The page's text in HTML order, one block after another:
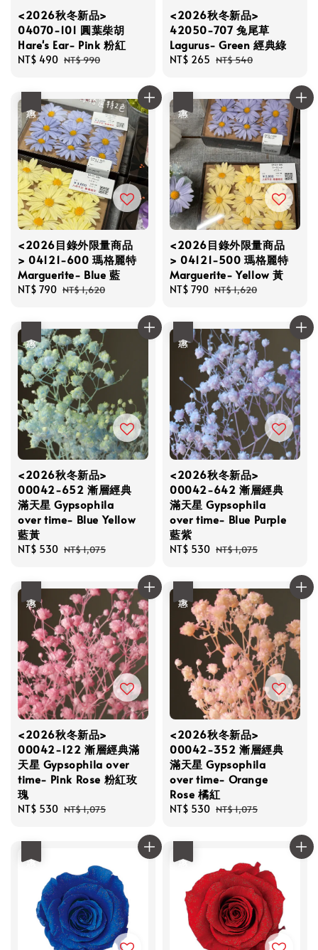
<2026秋冬新品>
04070-101 圓葉柴胡
Hare's Ear- Pink 粉紅
Sale
NT$ 490 Regular
NT$ 990
<2026秋冬新品>
42050-707 兔尾草
Lagurus- Green 經典綠
Sale
NT$ 265 Regular
NT$ 540
<2026目錄外限量商品
> 04121-600 瑪格麗特
Marguerite- Blue 藍
Sale
NT$ 790 Regular
NT$ 1,620
<2026目錄外限量商品
> 04121-500 瑪格麗特
Marguerite- Yellow 黃
Sale
NT$ 790 Regular
NT$ 1,620
<2026秋冬新品>
00042-652 漸層經典
滿天星 Gypsophila
over time- Blue Yellow
藍黃
Sale
NT$ 530 Regular
NT$ 1,075
<2026秋冬新品>
00042-642 漸層經典
滿天星 Gypsophila
over time- Blue Purple
藍紫
Sale
NT$ 530 Regular
NT$ 1,075
<2026秋冬新品>
00042-122 漸層經典滿
天星 Gypsophila over
time- Pink Rose 粉紅玫
瑰
Sale
NT$ 530 Regular
NT$ 1,075
<2026秋冬新品>
00042-352 漸層經典
滿天星 Gypsophila
over time- Orange
Rose 橘紅
Sale
NT$ 530 Regular
NT$ 1,075